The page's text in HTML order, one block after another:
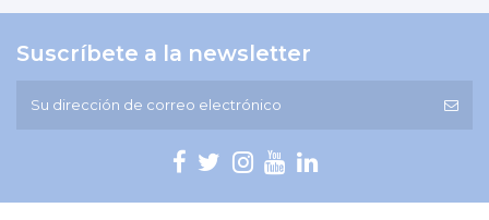
Suscríbete a la newsletter